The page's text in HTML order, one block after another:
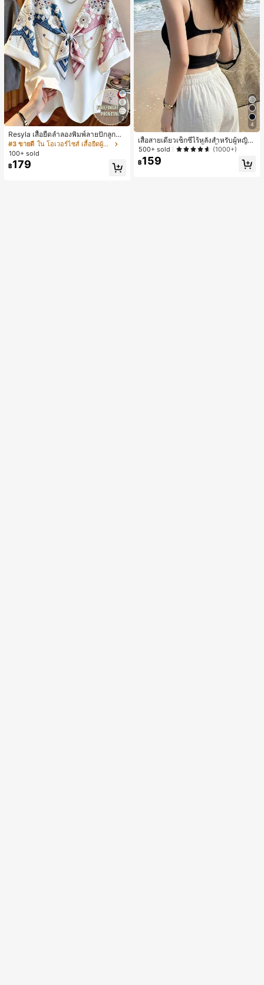
7
Resyla เสื้อยืดลำลองพิมพ์ลายปักลูกปัด
รูปโบว์ขนาดใหญ่สำหรับผู้หญิง
#3 ขายดี
ใน โอเวอร์ไซส์ เสื้อยืดผู้หญิง
100+ sold
฿179
4
เสื้อสายเดี่ยวเซ็กซี่ไร้หลังสำหรับผู้หญิง
พร้อมบราแบบมีฟองน้ำ, เสื้อกล้ามแขน
กุด, เสื้อลำลองสีดำสำหรับฤดูร้อน
500+ sold (1000+)
฿159